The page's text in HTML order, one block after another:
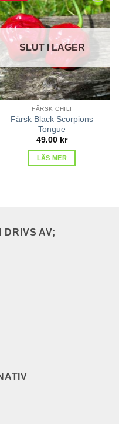
lägg till
i
favoriter
SLUT I LAGER
FÄRSK CHILI
Färsk Black Scorpions
Tongue
49.00 kr
LÄS MER
DRIVS AV;